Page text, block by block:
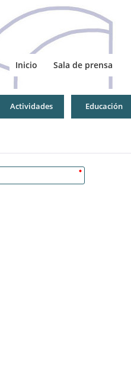
Inicio Sala de prensa
Actividades Educación